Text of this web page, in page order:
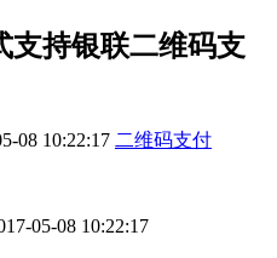
支持银联二维码支
08 10:22:17 二维码支付
05-08 10:22:17